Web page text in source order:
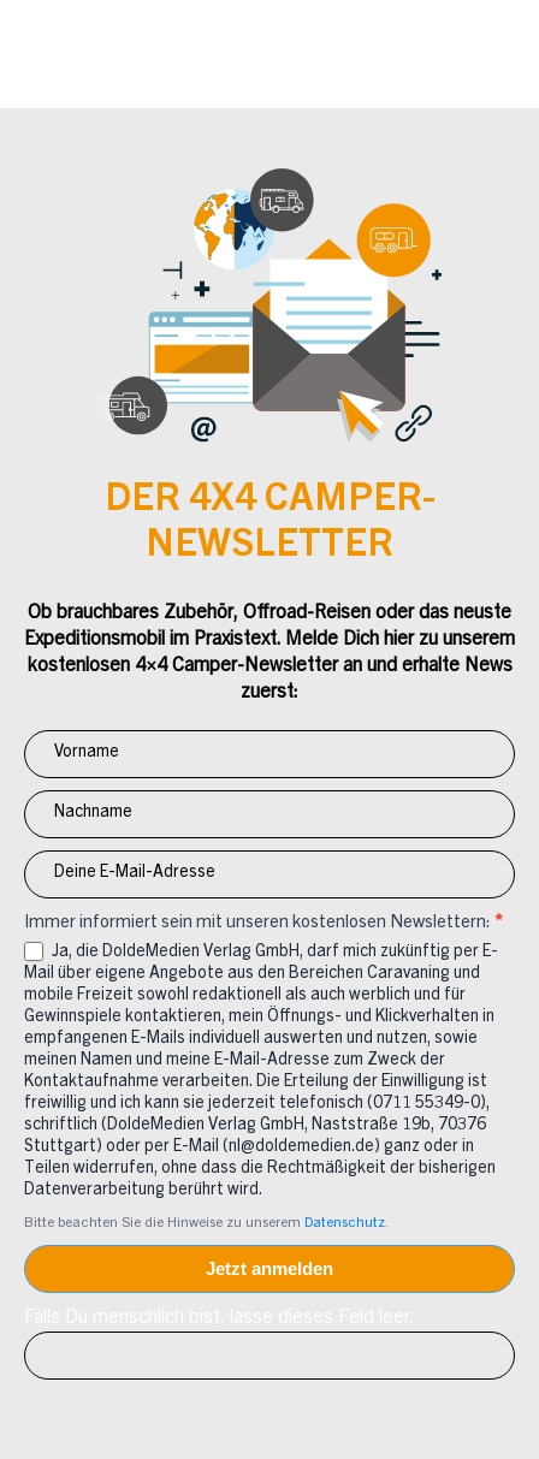
DER 4X4 CAMPER-
NEWSLETTER
Ob brauchbares Zubehör, Offroad-Reisen oder das neuste
Expeditionsmobil im Praxistext. Melde Dich hier zu unserem
kostenlosen 4×4 Camper-Newsletter an und erhalte News
zuerst:
Newsletter
Anmeldung
4x4
Immer informiert sein mit unseren kostenlosen Newslettern: *
Ja, die DoldeMedien Verlag GmbH, darf mich zukünftig per E-
Mail über eigene Angebote aus den Bereichen Caravaning und
mobile Freizeit sowohl redaktionell als auch werblich und für
Gewinnspiele kontaktieren, mein Öffnungs- und Klickverhalten in
empfangenen E-Mails individuell auswerten und nutzen, sowie
meinen Namen und meine E-Mail-Adresse zum Zweck der
Kontaktaufnahme verarbeiten. Die Erteilung der Einwilligung ist
freiwillig und ich kann sie jederzeit telefonisch (0711 55349-0),
schriftlich (DoldeMedien Verlag GmbH, Naststraße 19b, 70376
Stuttgart) oder per E-Mail (nl@doldemedien.de) ganz oder in
Teilen widerrufen, ohne dass die Rechtmäßigkeit der bisherigen
Datenverarbeitung berührt wird.
Bitte beachten Sie die Hinweise zu unserem Datenschutz.